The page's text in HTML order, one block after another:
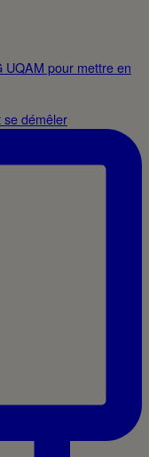
UQAM pour mettre en
se démêler